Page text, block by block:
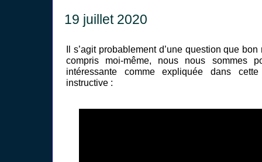
19 juillet 2020
Il s’agit probablement d’une question que bon
compris moi-même, nous nous sommes
intéressante comme expliquée dans
instructive :